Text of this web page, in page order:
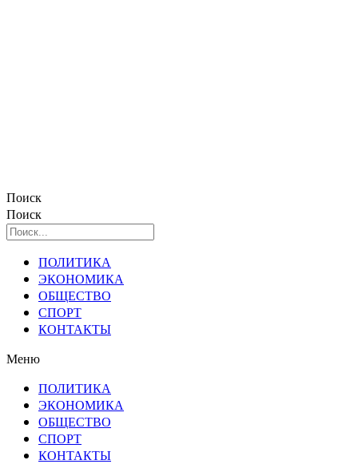
Поиск
Поиск
ПОЛИТИКА
ЭКОНОМИКА
ОБЩЕСТВО
СПОРТ
КОНТАКТЫ
Меню
ПОЛИТИКА
ЭКОНОМИКА
ОБЩЕСТВО
СПОРТ
КОНТАКТЫ